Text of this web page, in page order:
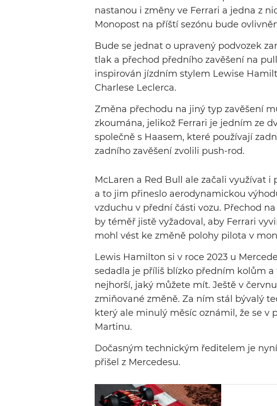
nastanou i změny ve Ferrari a jedna z
Monopost na příští sezónu bude
Bude se jednat o upravený podvozek
tlak a přechod předního zavěšení na
inspirován jízdním stylem Lewise
Charlese Leclerca.
Změna přechodu na jiný typ zavěšení
zkoumána, jelikož Ferrari je jedním ze
společně s Haasem, které používají
zadního zavěšení zvolili push-rod.
McLaren a Red Bull ale začali využívat
a to jim přineslo aerodynamickou
vzduchu v přední části vozu. Přechod
by téměř jistě vyžadoval, aby Ferrari
mohl vést ke změně polohy pilota v
Lewis Hamilton si v roce 2023 u
sedadla je příliš blízko předním kolům
nejhorší, jaký můžete mít. Ještě v
zmiňované změně. Za ním stál bývalý
který ale minulý měsíc oznámil, že se v
Martinu.
Dočasným technickým ředitelem je
přišel z Mercedesu.